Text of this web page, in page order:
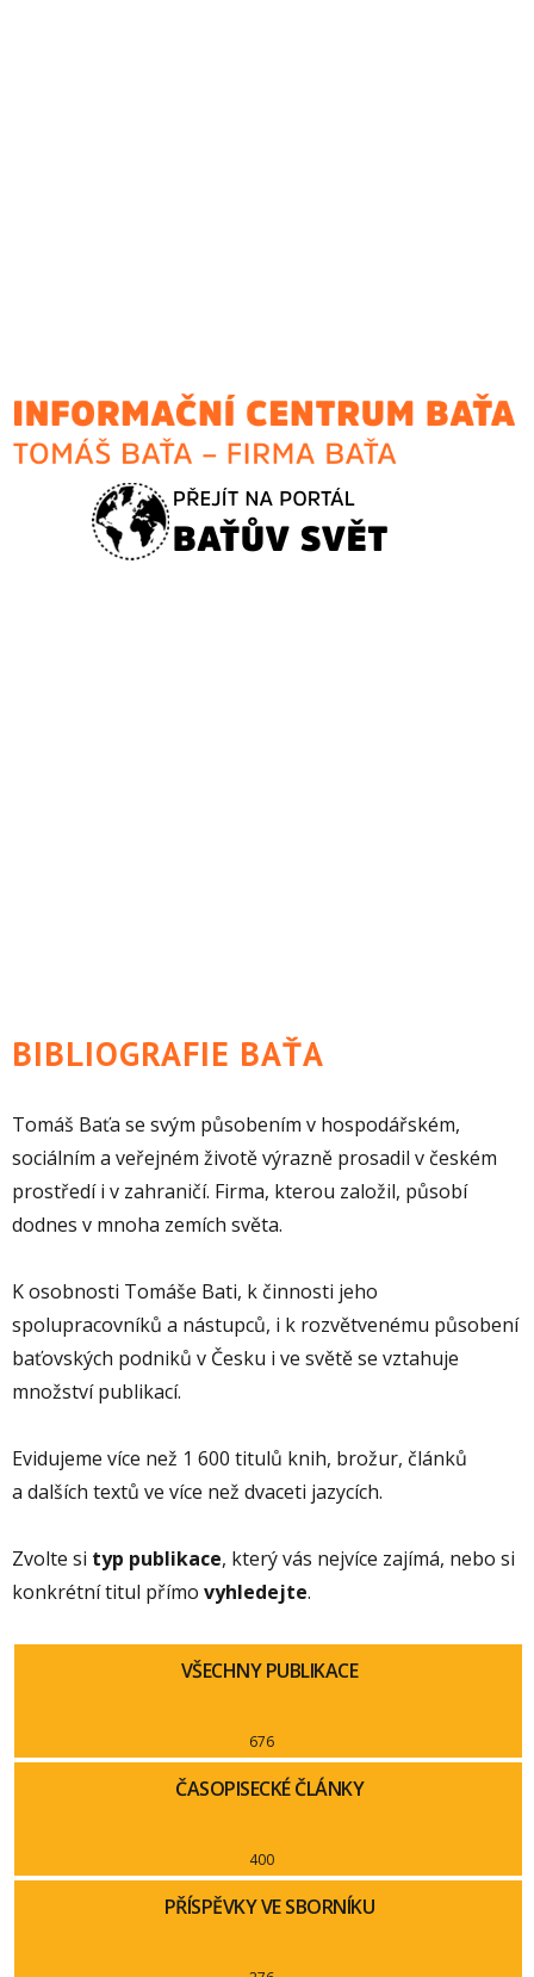
BIBLIOGRAFIE BAŤA
Tomáš Baťa se svým působením v hospodářském,
sociálním a veřejném životě výrazně prosadil v českém
prostředí i v zahraničí. Firma, kterou založil, působí
dodnes v mnoha zemích světa.
K osobnosti Tomáše Bati, k činnosti jeho
spolupracovníků a nástupců, i k rozvětvenému působení
baťovských podniků v Česku i ve světě se vztahuje
množství publikací.
Evidujeme více než 1 600 titulů knih, brožur, článků
a dalších textů ve více než dvaceti jazycích.
Zvolte si typ publikace, který vás nejvíce zajímá, nebo si
konkrétní titul přímo vyhledejte.
VŠECHNY PUBLIKACE
676
ČASOPISECKÉ ČLÁNKY
400
PŘÍSPĚVKY VE SBORNÍKU